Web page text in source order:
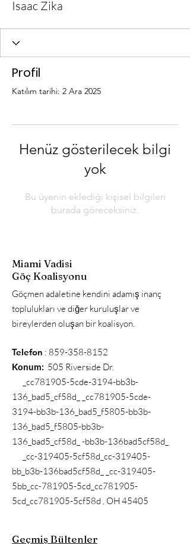
Isaac Zika
Profil
Katılım tarihi: 2 Ara 2025
Henüz gösterilecek bilgi
yok
Bu üyenin eklediği kişisel bilgileri
burada göreceksiniz.
Miami Vadisi
Göç Koalisyonu
Göçmen adaletine kendini adamış inanç
toplulukları ve diğer kuruluşlar ve
bireylerden oluşan bir koalisyon.
Telefon : 859-358-8152
Konum: 505 Riverside Dr.
_cc781905-5cde-3194-bb3b-
136_bad5_cf58d_ _cc781905-5cde-
3194-bb3b-136_bad5_f5805-bb3b-
136_bad5_f5805-bb3b-
136_bad5_cf58d_ -bb3b-136bad5cf58d_
_cc-319405-5cf58d_cc-319405-
bb_b3b-136bad5cf58d_ _cc-319405-
5bb_cc-781905-5cd_cc781905-
5cd_cc781905-5cf58d , OH 45405
Geçmiş Bültenler